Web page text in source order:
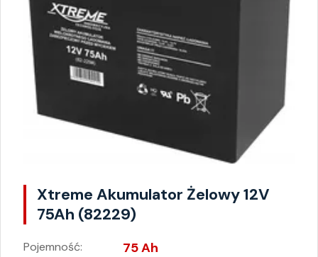
Xtreme Akumulator Żelowy 12V
75Ah (82229)
Pojemność: 75 Ah